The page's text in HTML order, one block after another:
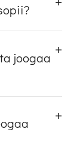
joogaa